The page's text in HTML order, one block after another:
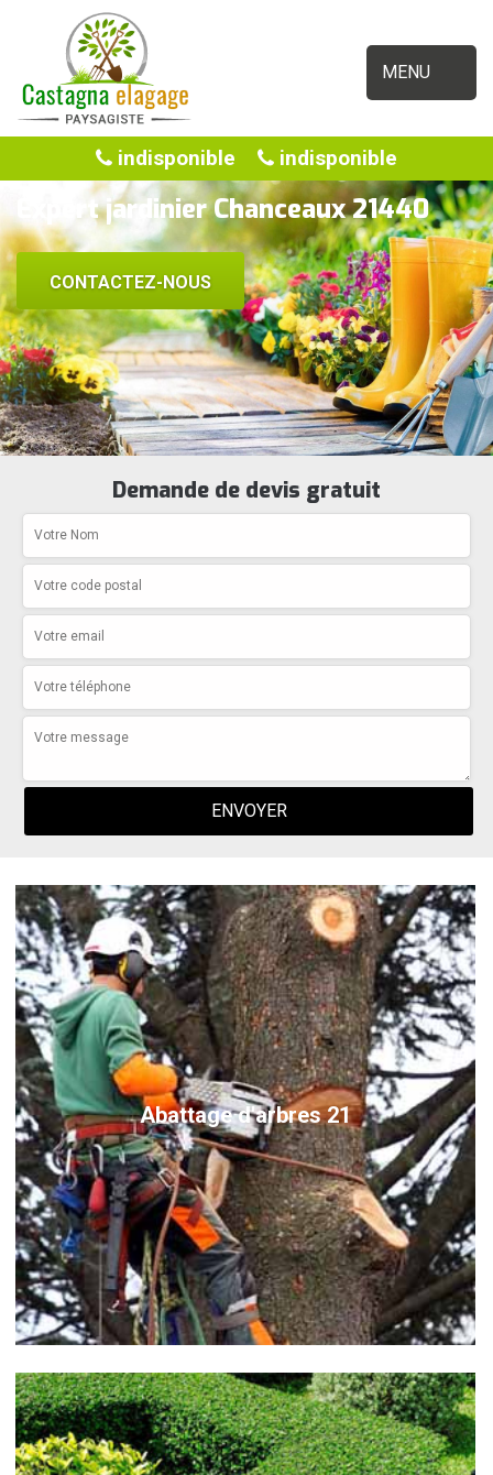
MENU
indisponible indisponible
Expert jardinier Chanceaux 21440
CONTACTEZ-NOUS
Demande de devis gratuit
Abattage d'arbres 21